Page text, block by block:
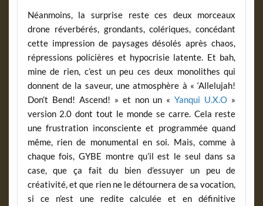
Néanmoins, la surprise reste ces deux morceaux
drone réverbérés, grondants, colériques, concédant
cette impression de paysages désolés après chaos,
répressions policières et hypocrisie latente. Et bah,
mine de rien, c’est un peu ces deux monolithes qui
donnent de la saveur, une atmosphère à « ‘Allelujah!
Don’t Bend! Ascend! » et non un «Yanqui U.X.O »
version 2.0 dont tout le monde se carre. Cela reste
une frustration inconsciente et programmée quand
même, rien de monumental en soi. Mais, comme à
chaque fois, GYBE montre qu’il est le seul dans sa
case, que ça fait du bien d’essuyer un peu de
créativité, et que rien ne le détournera de sa vocation,
si ce n’est une redite calculée et en définitive